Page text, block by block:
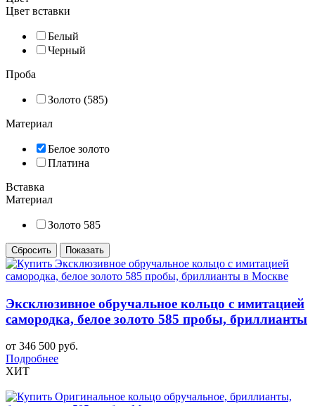
Цвет вставки
Белый
Черный
Проба
Золото (585)
Материал
Белое золото
Платина
Вставка
Материал
Золото 585
Эксклюзивное обручальное кольцо с имитацией
самородка, белое золото 585 пробы, бриллианты
от 346 500 руб.
Подробнее
ХИТ